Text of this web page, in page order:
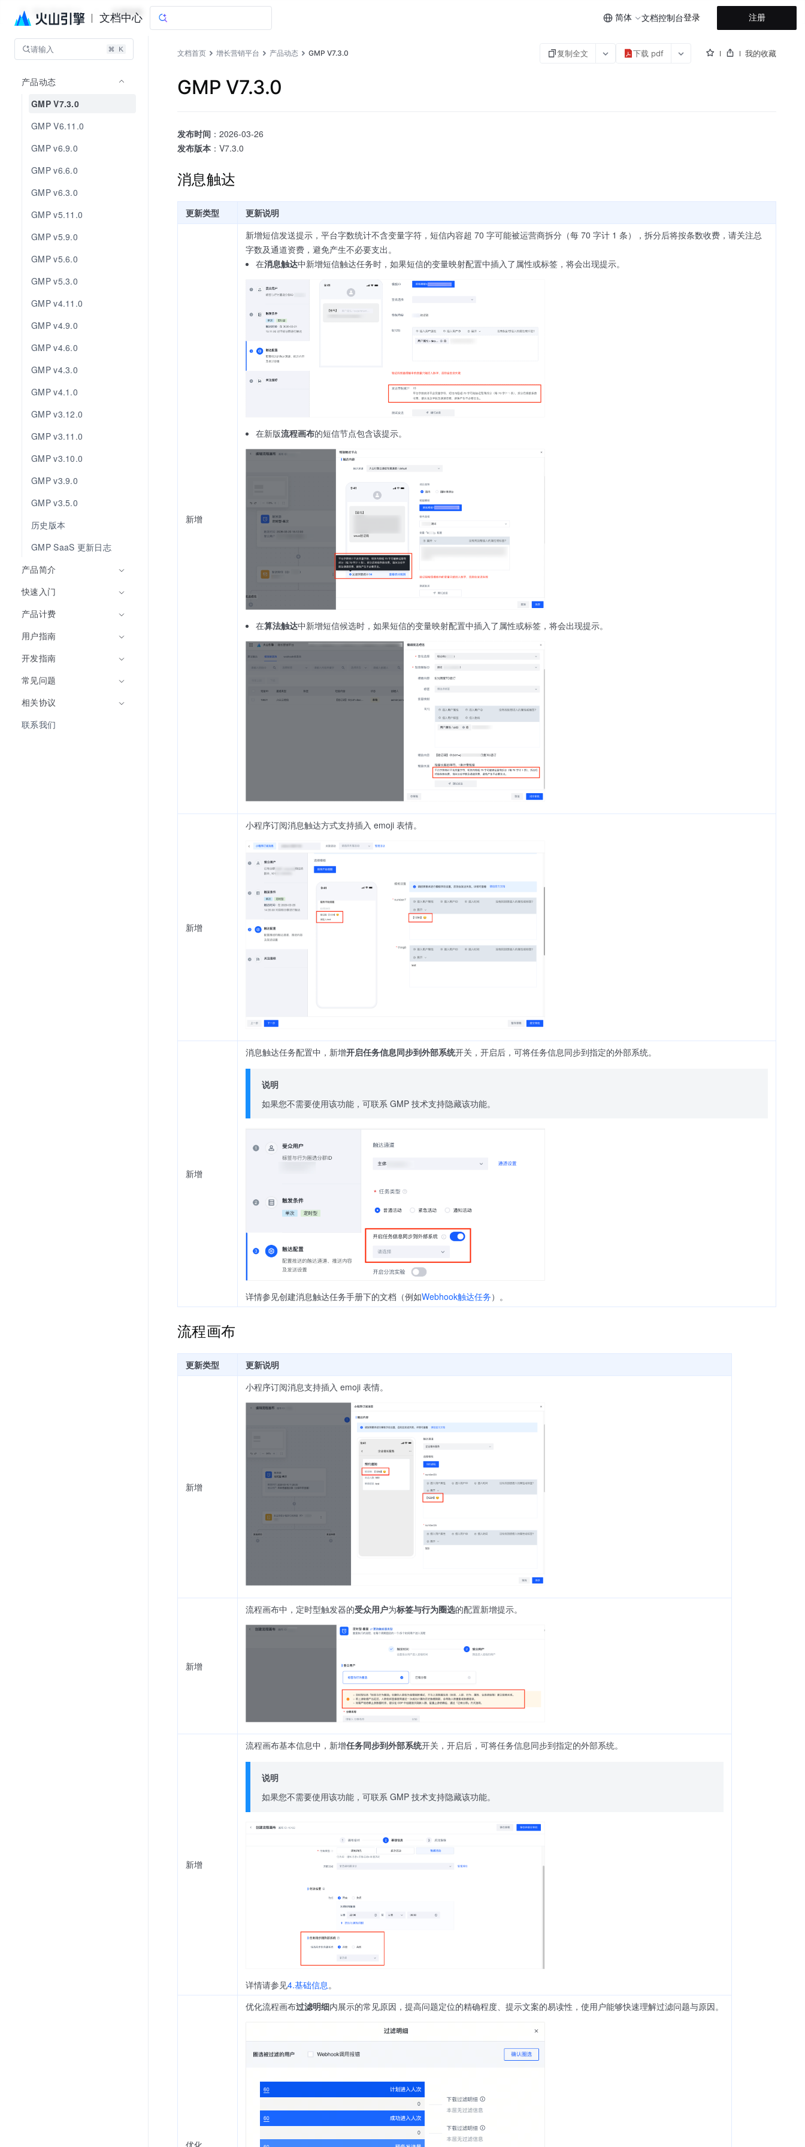
文档中心 简体 文档控制台登录 注册
增长营销平台 文档指南
请输入
产品动态
GMP V7.3.0
GMP V6.11.0
GMP v6.9.0
GMP v6.6.0
GMP v6.3.0
GMP v5.11.0
GMP v5.9.0
GMP v5.6.0
GMP v5.3.0
GMP v4.11.0
GMP v4.9.0
GMP v4.6.0
GMP v4.3.0
GMP v4.1.0
GMP v3.12.0
GMP v3.11.0
GMP v3.10.0
GMP v3.9.0
GMP v3.5.0
历史版本
GMP SaaS 更新日志
产品简介
快速入门
产品计费
用户指南
开发指南
常见问题
相关协议
联系我们
文档首页 增长营销平台 产品动态 GMP V7.3.0 复制全文 下载 pdf 我的收藏
GMP V7.3.0
发布时间 ：2026-03-26
发布版本 ：V7.3.0
消息触达
更新类型 更新说明
新增
新增短信发送提示，平台字数统计不含变量字符，短信内容超 70 字可能被运营商拆分（每 70 字计 1 条），拆分后将按条数收费，请关注总
字数及通道资费，避免产生不必要支出。
在消息触达中新增短信触达任务时，如果短信的变量映射配置中插入了属性或标签，将会出现提示。
在新版流程画布的短信节点包含该提示。
在算法触达中新增短信候选时，如果短信的变量映射配置中插入了属性或标签，将会出现提示。
新增
小程序订阅消息触达方式支持插入 emoji 表情。
新增
消息触达任务配置中，新增开启任务信息同步到外部系统开关，开启后，可将任务信息同步到指定的外部系统。
说明
如果您不需要使用该功能，可联系 GMP 技术支持隐藏该功能。
详情参见创建消息触达任务手册下的文档（例如Webhook触达任务）。
流程画布
更新类型 更新说明
新增
小程序订阅消息支持插入 emoji 表情。
新增
流程画布中，定时型触发器的受众用户为标签与行为圈选的配置新增提示。
新增
流程画布基本信息中，新增任务同步到外部系统开关，开启后，可将任务信息同步到指定的外部系统。
说明
如果您不需要使用该功能，可联系 GMP 技术支持隐藏该功能。
详情请参见4.基础信息 。
优化流程画布过滤明细内展示的常见原因，提高问题定位的精确程度、提示文案的易读性，使用户能够快速理解过滤问题与原因。